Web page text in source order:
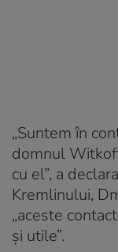
„Suntem în
domnul
cu el”, a
Kremlinului,
„aceste
și utile”.